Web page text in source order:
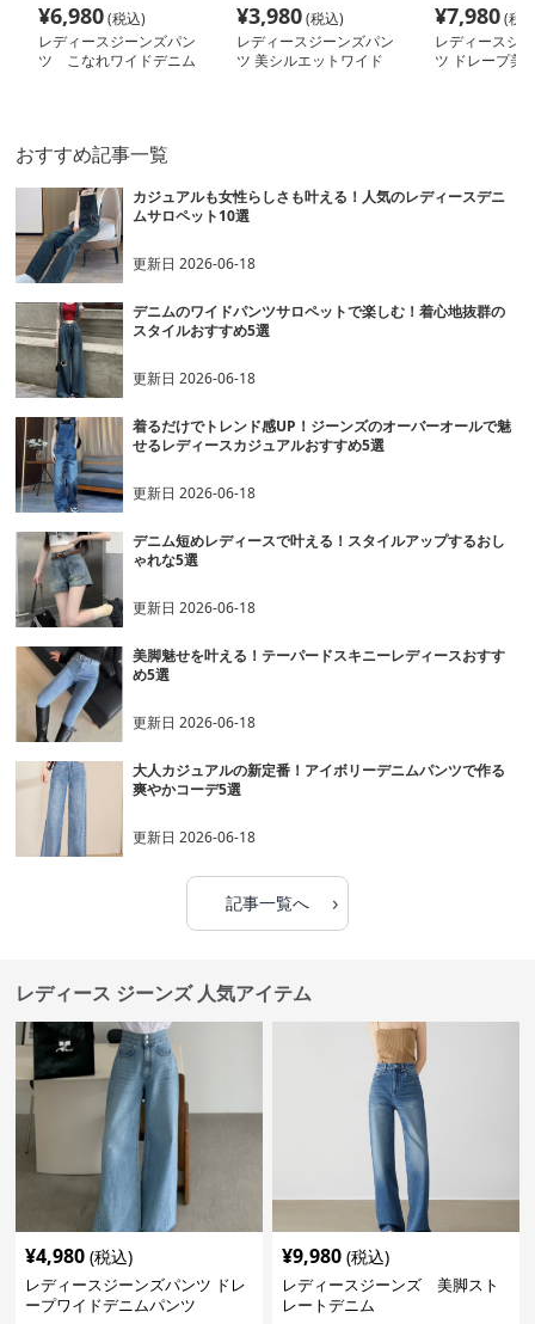
¥6,980(税込)
レディースジーンズパン
ツ こなれワイドデニム
¥3,980(税込)
レディースジーンズパン
ツ 美シルエットワイド
¥7,980(税
レディースジ
ツ ドレープ美
おすすめ記事一覧
カジュアルも女性らしさも叶える！人気のレディースデニ
ムサロペット10選
更新日2026-06-18
デニムのワイドパンツサロペットで楽しむ！着心地抜群の
スタイルおすすめ5選
更新日2026-06-18
着るだけでトレンド感UP！ジーンズのオーバーオールで魅
せるレディースカジュアルおすすめ5選
更新日2026-06-18
デニム短めレディースで叶える！スタイルアップするおし
ゃれな5選
更新日2026-06-18
美脚魅せを叶える！テーパードスキニーレディースおすす
め5選
更新日2026-06-18
大人カジュアルの新定番！アイボリーデニムパンツで作る
爽やかコーデ5選
更新日2026-06-18
記事一覧へ ›
レディース ジーンズ 人気アイテム
¥4,980 (税込)
レディースジーンズパンツ ドレ
ープワイドデニムパンツ
¥9,980 (税込)
レディースジーンズ 美脚スト
レートデニム